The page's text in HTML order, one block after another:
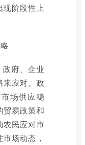
现阶段性上
府、企业
来应对。政
场供应稳
贸易政策和
农民应对市
场动态，